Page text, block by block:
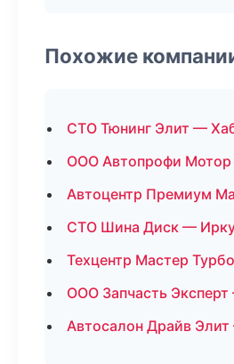
Похожие
СТО Тюнинг Элит —
ООО Автопрофи
Автоцентр Премиум
СТО Шина Диск —
Техцентр Мастер
ООО Запчасть
Автосалон Драйв